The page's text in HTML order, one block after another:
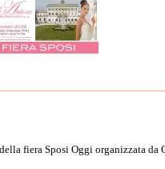
fiera Sposi Oggi organizzata